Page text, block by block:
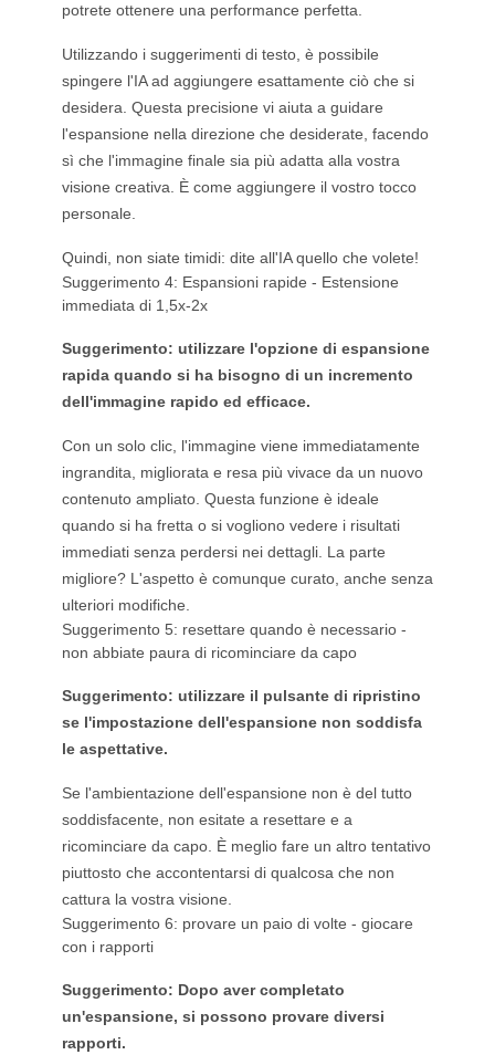
potrete ottenere una performance perfetta.
Utilizzando i suggerimenti di testo, è possibile
spingere l'IA ad aggiungere esattamente ciò che si
desidera. Questa precisione vi aiuta a guidare
l'espansione nella direzione che desiderate, facendo
sì che l'immagine finale sia più adatta alla vostra
visione creativa. È come aggiungere il vostro tocco
personale.
Quindi, non siate timidi: dite all'IA quello che volete!
Suggerimento 4: Espansioni rapide - Estensione
immediata di 1,5x-2x
Suggerimento: utilizzare l'opzione di espansione
rapida quando si ha bisogno di un incremento
dell'immagine rapido ed efficace.
Con un solo clic, l'immagine viene immediatamente
ingrandita, migliorata e resa più vivace da un nuovo
contenuto ampliato. Questa funzione è ideale
quando si ha fretta o si vogliono vedere i risultati
immediati senza perdersi nei dettagli. La parte
migliore? L'aspetto è comunque curato, anche senza
ulteriori modifiche.
Suggerimento 5: resettare quando è necessario -
non abbiate paura di ricominciare da capo
Suggerimento: utilizzare il pulsante di ripristino
se l'impostazione dell'espansione non soddisfa
le aspettative.
Se l'ambientazione dell'espansione non è del tutto
soddisfacente, non esitate a resettare e a
ricominciare da capo. È meglio fare un altro tentativo
piuttosto che accontentarsi di qualcosa che non
cattura la vostra visione.
Suggerimento 6: provare un paio di volte - giocare
con i rapporti
Suggerimento: Dopo aver completato
un'espansione, si possono provare diversi
rapporti.